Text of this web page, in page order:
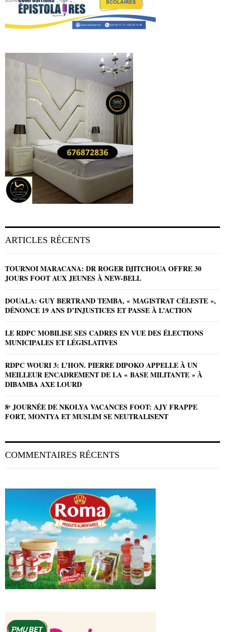
ARTICLES RÉCENTS
TOURNOI MARACANA: DR ROGER DJITCHOUA OFFRE 30
JOURS FOOT AUX JEUNES À NEW-BELL
DOUALA: GUY BERTRAND TEMBA, « MAGISTRAT CÉLESTE »,
DÉNONCE 19 ANS D’INJUSTICES ET PASSE À L’ACTION
LE RDPC MOBILISE SES CADRES EN VUE DES ÉLECTIONS
MUNICIPALES ET LÉGISLATIVES
RDPC WOURI 3: L’HON. PIERRE DIPOKO APPELLE À UN
MEILLEUR ENCADREMENT DE LA « BASE MILITANTE » À
DIBAMBA AXE LOURD
8ᵉ JOURNÉE DE NKOLYA VACANCES FOOT: AJY FRAPPE
FORT, MONTYA ET MUSLIM SE NEUTRALISENT
COMMENTAIRES RÉCENTS